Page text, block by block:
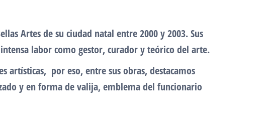
Artes de su ciudad natal entre 2000 y 2003. Sus
labor como gestor, curador y teórico del arte.
artísticas, por eso, entre sus obras, destacamos
y en forma de valija, emblema del funcionario